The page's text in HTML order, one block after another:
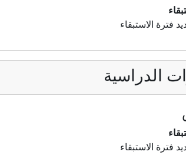
فترة الاستبقاء
الدراسية
فترة الاستبقاء